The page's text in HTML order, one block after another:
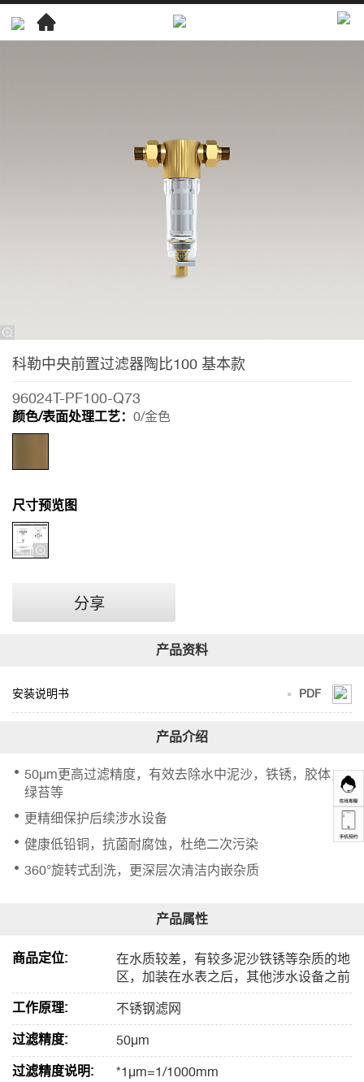
科
中
央
置
器
本
科勒中央前置过滤器陶比100 基本款
96024T-PF100-Q73
颜色/表面处理工艺： 0/金色
尺寸预览图
分享
PDF
安装说明书
50μm更高过滤精度，有效去除水中泥沙，铁锈，胶体，
绿苔等
更精细保护后续涉水设备
健康低铅铜，抗菌耐腐蚀，杜绝二次污染
360°旋转式刮洗，更深层次清洁内嵌杂质
商品定位:
在水质较差，有较多泥沙铁锈等杂质的地
区，加装在水表之后，其他涉水设备之前
工作原理:
不锈钢滤网
过滤精度:
50μm
过滤精度说明:
*1μm=1/1000mm